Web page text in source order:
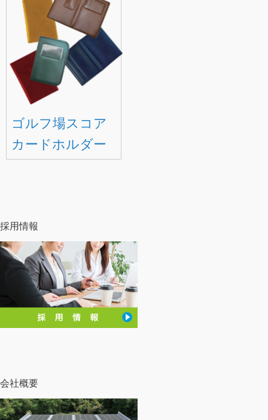
ゴルフ場スコア
カードホルダー
採用情報
会社概要